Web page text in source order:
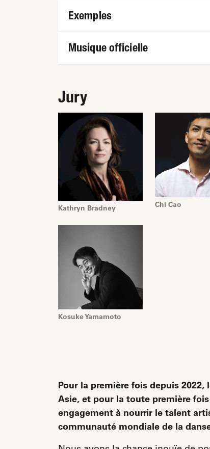
Exemples
Musique officielle
Jury
Kathryn Bradney Chi Cao
Kosuke Yamamoto
Pour la première fois depuis
Asie, et pour la toute première
engagement à nourrir le talent
communauté mondiale de la